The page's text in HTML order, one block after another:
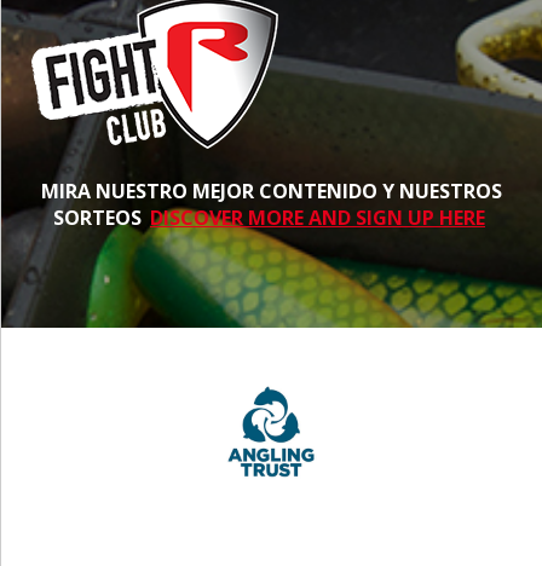
MIRA NUESTRO MEJOR CONTENIDO Y NUESTROS
SORTEOS DISCOVER MORE AND SIGN UP HERE